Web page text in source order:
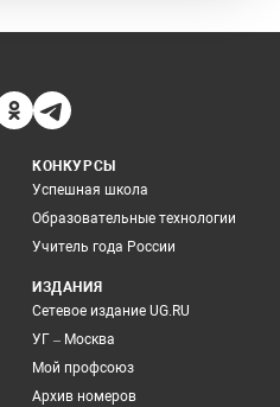
КОНКУРСЫ
Успешная школа
Образовательные технологии
Учитель года России
ИЗДАНИЯ
Сетевое издание UG.RU
УГ – Москва
Мой профсоюз
Архив номеров